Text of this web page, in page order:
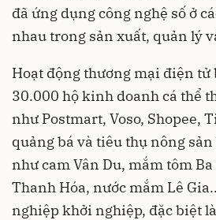
đã ứng dụng công nghệ số ở
nhau trong sản xuất, quản lý
Hoạt động thương mại điện tử
30.000 hộ kinh doanh cá thể
như Postmart, Voso, Shopee,
quảng bá và tiêu thụ nông
như cam Vân Du, mắm tôm
Thanh Hóa, nước mắm Lê
nghiệp khởi nghiệp, đặc biệt